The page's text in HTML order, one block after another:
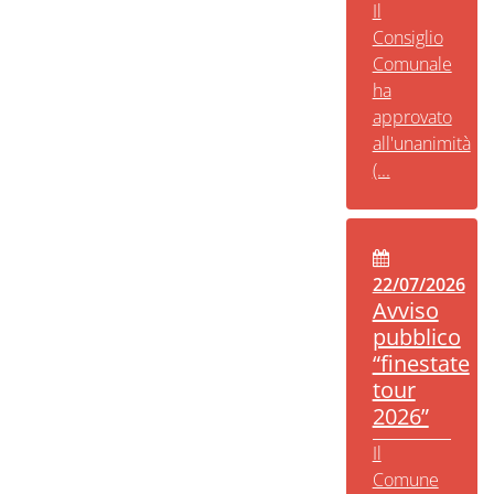
Il
Consiglio
Comunale
ha
approvato
all'unanimità
(...
22/07/2026
Avviso
pubblico
“finestate
tour
2026”
Il
Comune